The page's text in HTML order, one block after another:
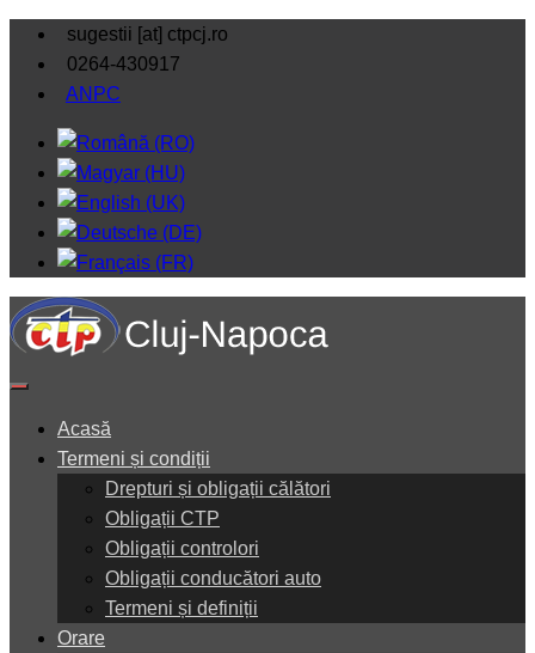
sugestii [at] ctpcj.ro
0264-430917
ANPC
Acasă
Termeni și condiții
Drepturi și obligații călători
Obligații CTP
Obligații controlori
Obligații conducători auto
Termeni și definiții
Orare